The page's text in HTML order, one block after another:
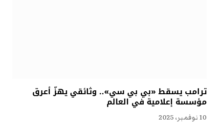
ترامب يسقط «بي بي سي».. وثائقي يهزّ أعرق
مؤسسة إعلامية في العالم
10 نوفمبر، 2025